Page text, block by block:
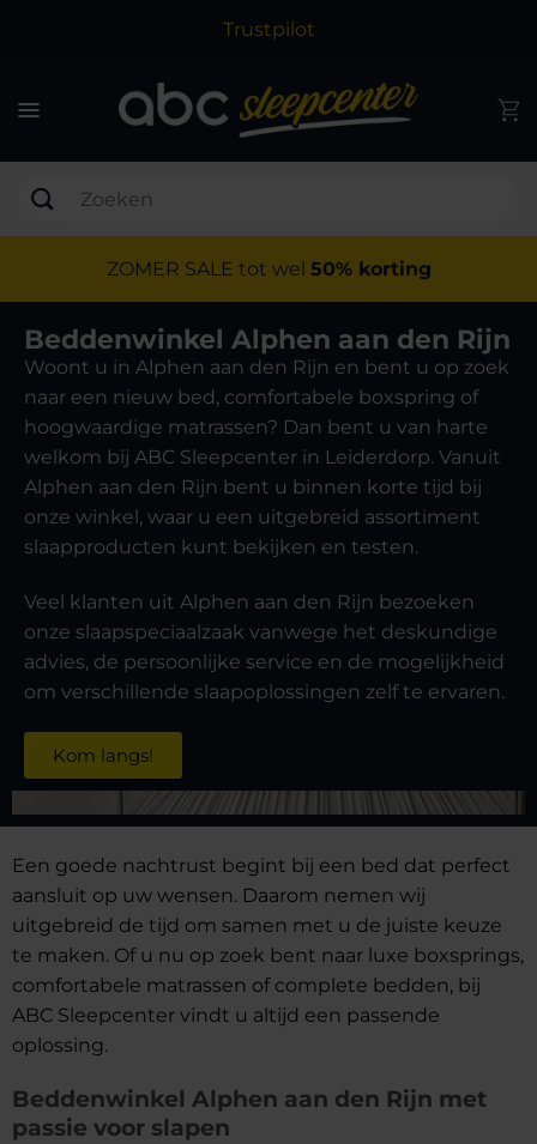
Trustpilot
ZOMER SALE tot wel 50% korting
Beddenwinkel Alphen aan den Rijn
Woont u in Alphen aan den Rijn en bent u op zoek
naar een nieuw bed, comfortabele boxspring of
hoogwaardige matrassen? Dan bent u van harte
welkom bij ABC Sleepcenter in Leiderdorp. Vanuit
Alphen aan den Rijn bent u binnen korte tijd bij
onze winkel, waar u een uitgebreid assortiment
slaapproducten kunt bekijken en testen.
Veel klanten uit Alphen aan den Rijn bezoeken
onze slaapspeciaalzaak vanwege het deskundige
advies, de persoonlijke service en de mogelijkheid
om verschillende slaapoplossingen zelf te ervaren.
Kom langs!
Een goede nachtrust begint bij een bed dat perfect
aansluit op uw wensen. Daarom nemen wij
uitgebreid de tijd om samen met u de juiste keuze
te maken. Of u nu op zoek bent naar luxe boxsprings,
comfortabele matrassen of complete bedden, bij
ABC Sleepcenter vindt u altijd een passende
oplossing.
Beddenwinkel Alphen aan den Rijn met
passie voor slapen